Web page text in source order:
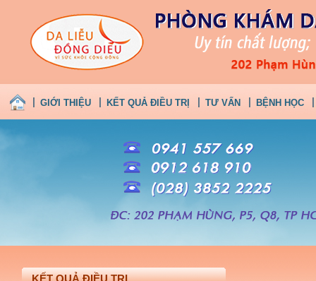
GIỚI THIỆU KẾT QUẢ ĐIỀU TRỊ TƯ VẤN BỆNH HỌC
KẾT QUẢ ĐIỀU TRỊ